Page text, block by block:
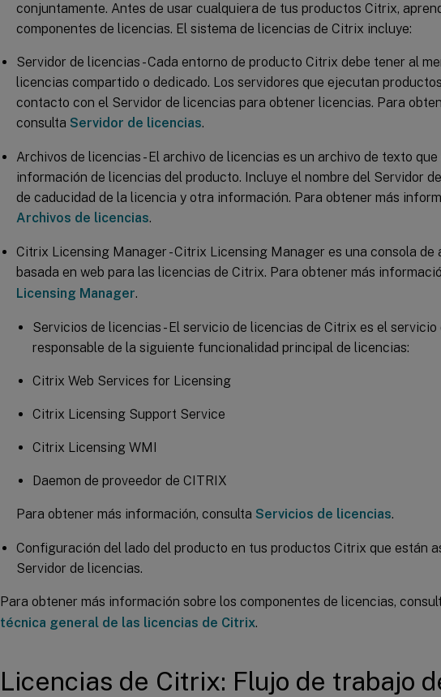
conjuntamente. Antes de usar cualquiera de tus productos Citrix,
componentes de licencias. El sistema de licencias de Citrix incluye:
Servidor de licencias - Cada entorno de producto Citrix debe tener al
licencias compartido o dedicado. Los servidores que ejecutan
contacto con el Servidor de licencias para obtener licencias. Para
consulta Servidor de licencias.
Archivos de licencias - El archivo de licencias es un archivo de texto
información de licencias del producto. Incluye el nombre del Servidor
de caducidad de la licencia y otra información. Para obtener más
Archivos de licencias.
Citrix Licensing Manager - Citrix Licensing Manager es una consola de
basada en web para las licencias de Citrix. Para obtener más
Licensing Manager.
Servicios de licencias - El servicio de licencias de Citrix es el servicio
responsable de la siguiente funcionalidad principal de licencias:
Citrix Web Services for Licensing
Citrix Licensing Support Service
Citrix Licensing WMI
Daemon de proveedor de CITRIX
Para obtener más información, consulta Servicios de licencias.
Configuración del lado del producto en tus productos Citrix que están
Servidor de licencias.
Para obtener más información sobre los componentes de licencias,
técnica general de las licencias de Citrix.
Licencias de Citrix: Flujo de trabajo